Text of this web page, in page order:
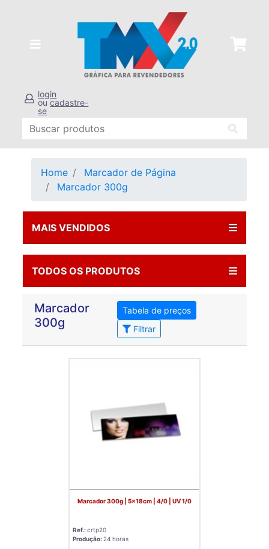
login
oucadastre-
se
Home
Marcador de Página
Marcador 300g
MAIS VENDIDOS
TODOS OS PRODUTOS
Marcador
300g
Tabela de preços
Filtrar
Marcador 300g | 5x18cm | 4/0 | UV 1/0
Ref.:crtp20
Produção: 24 horas